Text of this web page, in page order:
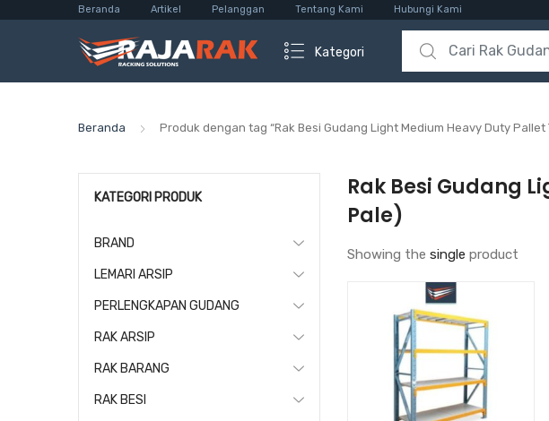
Beranda Artikel Pelanggan Tentang Kami Hubungi Kami
Kategori
Search for:
Beranda Produk dengan tag “Rak Besi Gudang Light Medium Heavy Duty Pallet
Rak Besi Gudang
Pale)
Showing the single product
KATEGORI PRODUK
BRAND
LEMARI ARSIP
PERLENGKAPAN GUDANG
RAK ARSIP
RAK BARANG
RAK BESI